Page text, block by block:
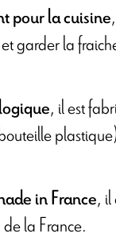
pour la cuisine
garder la
, il est
in France,
la France.